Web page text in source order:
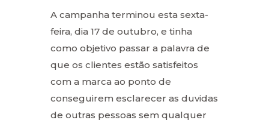
A campanha terminou esta sexta-
feira, dia 17 de outubro, e tinha
como objetivo passar a palavra de
que os clientes estão satisfeitos
com a marca ao ponto de
conseguirem esclarecer as duvidas
de outras pessoas sem qualquer